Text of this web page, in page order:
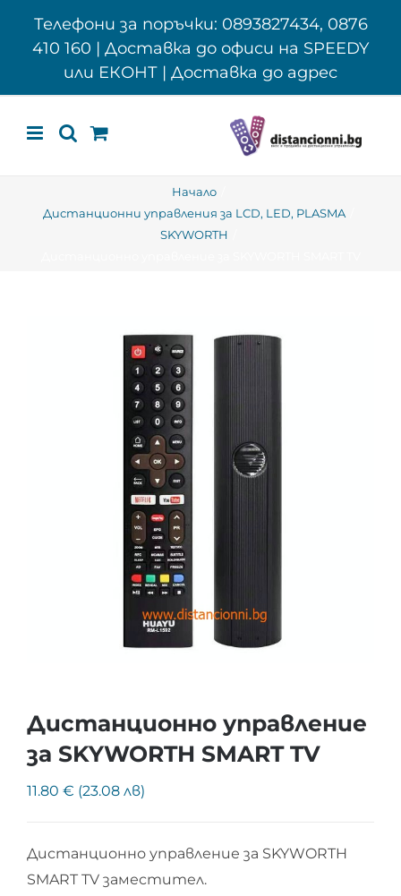
Телефони за поръчки: 0893827434, 0876
410 160 | Доставка до офиси на SPEEDY
или ЕКОНТ | Доставка до адрес
Начало
Дистанционни управления за LCD, LED, PLASMA
SKYWORTH
Дистанционно управление
за SKYWORTH SMART TV
11.80 € (23.08 лв)
Дистанционно управление за SKYWORTH
SMART TV заместител.